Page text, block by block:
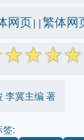
网页||繁体网
☆☆☆☆
李冀主编 著
签: